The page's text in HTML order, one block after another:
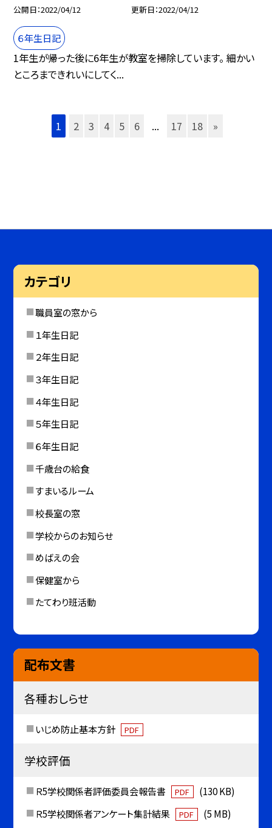
公開日 2022/04/12 更新日 2022/04/12
６年生日記
1年生が帰った後に6年生が教室を掃除しています。 細かい
ところまできれいにしてく...
1 2 3 4 5 6 ... 17 18 »
カテゴリ
職員室の窓から
１年生日記
２年生日記
３年生日記
４年生日記
５年生日記
６年生日記
千歳台の給食
すまいるルーム
校長室の窓
学校からのお知らせ
めばえの会
保健室から
たてわり班活動
配布文書
各種おしらせ
いじめ防止基本方針 PDF
学校評価
Ｒ5学校関係者評価委員会報告書 PDF
(130 KB)
Ｒ5学校関係者アンケート集計結果
PDF
(5 MB)